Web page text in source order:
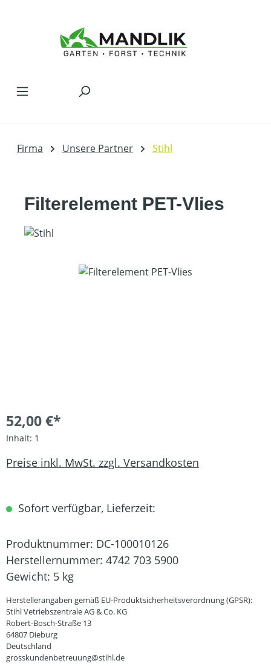
Firma Unsere Partner Stihl
Filterelement PET-Vlies
Bildergalerie überspringen
52,00 €*
Inhalt: 1
Preise inkl. MwSt. zzgl. Versandkosten
Sofort verfügbar, Lieferzeit:
Produktnummer: DC-100010126
Herstellernummer: 4742 703 5900
Gewicht: 5 kg
Herstellerangaben gemäß EU-Produktsicherheitsverordnung (GPSR):
Stihl Vetriebszentrale AG & Co. KG
Robert-Bosch-Straße 13
64807 Dieburg
Deutschland
grosskundenbetreuung@stihl.de